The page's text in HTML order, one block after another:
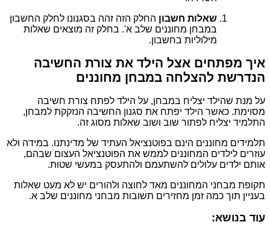
שאלות חשבון החלק הזה זהה בסגנונו לחלק החשבון
במבחן מחוננים שלב א'. בחלק זה מוצאים שאלות
מילוליות בחשבון.
איך מפתחים אצל הילד את צורת החשיבה
הנדרשת להצלחה במבחן מחוננים
על מנת שהילד יצליח במבחן, על הילד לפתח צורת חשיבה
מסוימת. כאשר הילד יפתח את סגנון החשיבה הנזקקת למבחן,
התלמיד יצליח לפתור שוב ושוב שאלות מסוג זה.
תלמידים מחוננים הינם בפוטנציאל העתיד של מדינתנו. במידה ולא
עוזרים לילדים המחוננים לממש את הפוטנציאל העצום שבהם,
אותם ילדים עלולים להשתעמם ולהתעסק במעשי שטות.
תקופת מבחני המחוננים מאד לחוצה ולהורים יש לא מעט שאלות
בעניין תוך כמה זמן מחזירים תשובות מבחני מחוננים שלב א.
עוד בנושא: